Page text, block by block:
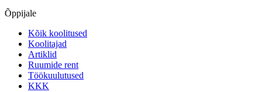
Õppijale
Kõik koolitused
Koolitajad
Artiklid
Ruumide rent
Töökuulutused
KKK